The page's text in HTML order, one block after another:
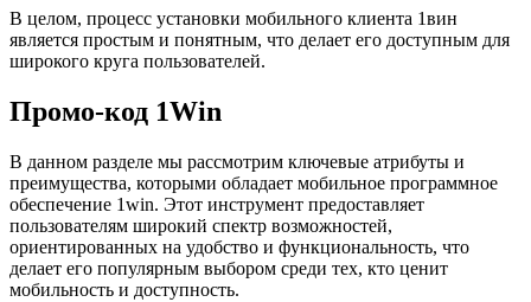
В целом, процесс установки мобильного клиента 1вин
является простым и понятным, что делает его доступным для
широкого круга пользователей.
Промо-код 1Win
В данном разделе мы рассмотрим ключевые атрибуты и
преимущества, которыми обладает мобильное программное
обеспечение 1win. Этот инструмент предоставляет
пользователям широкий спектр возможностей,
ориентированных на удобство и функциональность, что
делает его популярным выбором среди тех, кто ценит
мобильность и доступность.